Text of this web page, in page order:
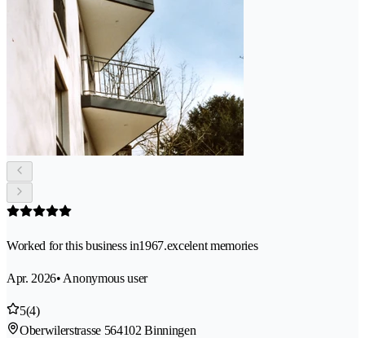
Worked for this business in1967.excelent memories
Apr. 2026• Anonymous user
5(4)
Oberwilerstrasse 564102 Binningen